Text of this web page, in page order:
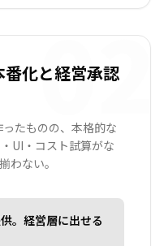
02
番化と経営承認
たものの、本格的な
UI・コスト試算がな
わない。
。経営層に出せる